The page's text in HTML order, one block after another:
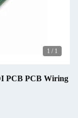
1 / 1
PCB PCB Wiring